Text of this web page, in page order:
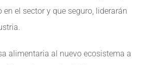
en el sector y que seguro, liderarán
alimentaria al nuevo ecosistema a